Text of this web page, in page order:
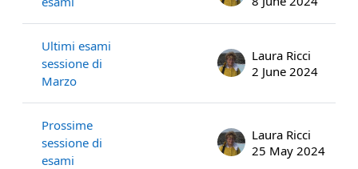
Ultimi esami
sessione di
Marzo
Laura Ricci
2 June 2024
Prossime
sessione di
esami
Laura Ricci
25 May 2024